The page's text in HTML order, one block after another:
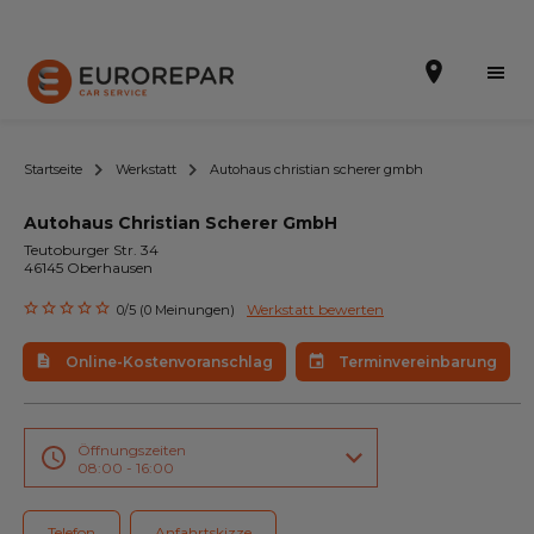
Terminvereinbarung
Online-Kostenvoranschlag
Die Marke
Leistungen
Angebote
Startseite Werkstatt Autohaus christian scherer gmbh
Autohaus Christian Scherer GmbH
Teutoburger Str. 34
46145 Oberhausen
0/5 (0 Meinungen) Werkstatt bewerten
Online-Kostenvoranschlag Terminvereinbarung
Öffnungszeiten
08:00 - 16:00